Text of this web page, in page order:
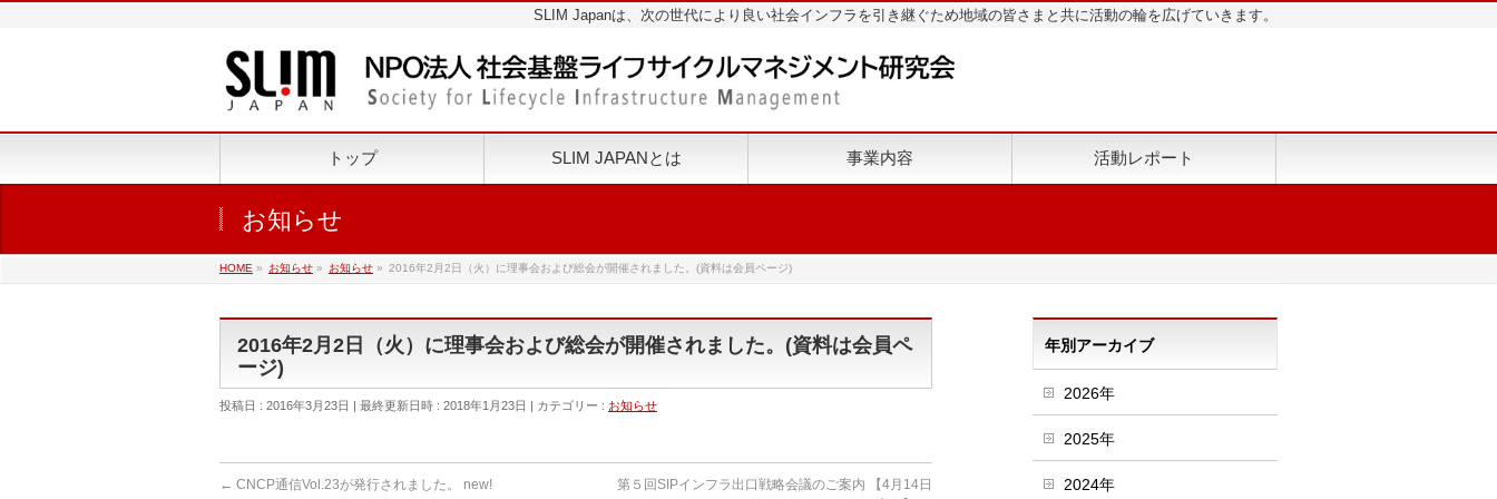
SLIM Japanは、次の世代により良い社会インフラを引き継ぐため地域の皆さまと共に活動の輪を広げていきます。
トップ SLIM JAPANとは 事業内容 活動レポート
お知らせ
HOME » お知らせ » お知らせ » 2016年2月2日（火）に理事会および総会が開催されました。(資料は会員ページ)
2016年2月2日（火）に理事会および総会が開催されました。(資料は会員ペ
ージ)
投稿日 : 2016年3月23日 最終更新日時 : 2018年1月23日 カテゴリー : お知らせ
← CNCP通信Vol.23が発行されました。 new!
第５回SIPインフラ出口戦略会議のご案内 【4月14日
年別アーカイブ
2026年
2025年
2024年